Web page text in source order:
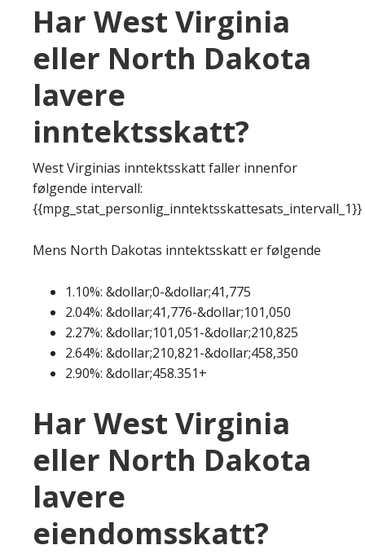
Har West Virginia
eller North Dakota
lavere
inntektsskatt?
West Virginias inntektsskatt faller innenfor
følgende intervall:
{{mpg_stat_personlig_inntektsskattesats_intervall_1}}
Mens North Dakotas inntektsskatt er følgende
1.10%: &dollar;0-&dollar;41,775
2.04%: &dollar;41,776-&dollar;101,050
2.27%: &dollar;101,051-&dollar;210,825
2.64%: &dollar;210,821-&dollar;458,350
2.90%: &dollar;458.351+
Har West Virginia
eller North Dakota
lavere
eiendomsskatt?